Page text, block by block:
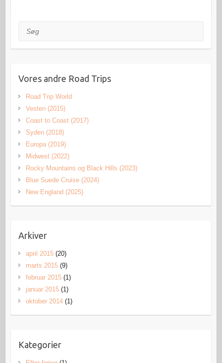
Søg
Vores andre Road Trips
Road Trip World
Vesten (2015)
Coast to Coast (2017)
Syden (2018)
Europa (2019)
Midwest (2022)
Rocky Mountains og Black Hills (2023)
Blue Suede Cruise (2024)
New England (2025)
Arkiver
april 2015(20)
marts 2015(9)
februar 2015(1)
januar 2015(1)
oktober 2014(1)
Kategorier